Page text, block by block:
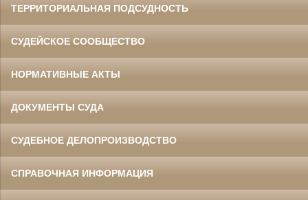
ТЕРРИТОРИАЛЬНАЯ ПОДСУДНОСТЬ
СУДЕЙСКОЕ СООБЩЕСТВО
НОРМАТИВНЫЕ АКТЫ
ДОКУМЕНТЫ СУДА
СУДЕБНОЕ ДЕЛОПРОИЗВОДСТВО
СПРАВОЧНАЯ ИНФОРМАЦИЯ